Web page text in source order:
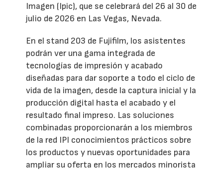
Imagen (Ipic), que se celebrará del 26 al 30 de
julio de 2026 en Las Vegas, Nevada.
En el stand 203 de Fujifilm, los asistentes
podrán ver una gama integrada de
tecnologías de impresión y acabado
diseñadas para dar soporte a todo el ciclo de
vida de la imagen, desde la captura inicial y la
producción digital hasta el acabado y el
resultado final impreso. Las soluciones
combinadas proporcionarán a los miembros
de la red IPI conocimientos prácticos sobre
los productos y nuevas oportunidades para
ampliar su oferta en los mercados minorista